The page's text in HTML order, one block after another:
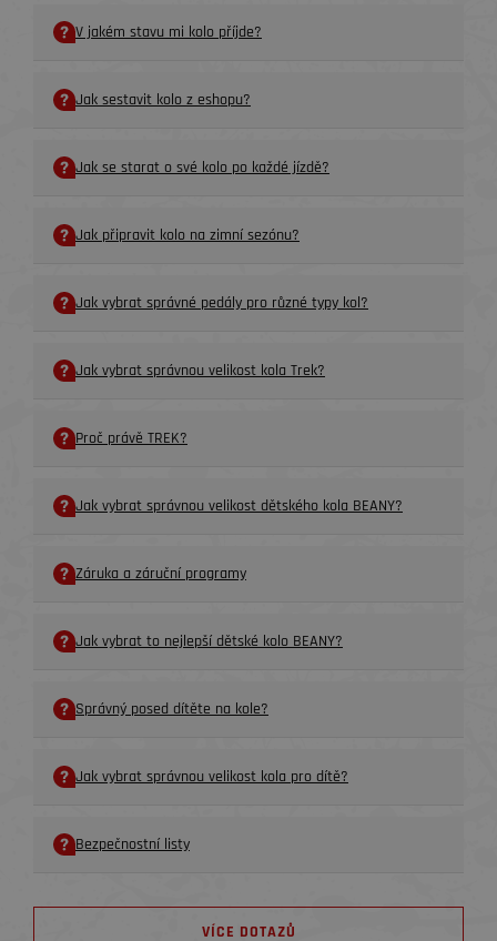
V jakém stavu mi kolo příjde?
Jak sestavit kolo z eshopu?
Jak se starat o své kolo po každé jízdě?
Jak připravit kolo na zimní sezónu?
Jak vybrat správné pedály pro různé typy kol?
Jak vybrat správnou velikost kola Trek?
Proč právě TREK?
Jak vybrat správnou velikost dětského kola BEANY?
Záruka a záruční programy
Jak vybrat to nejlepší dětské kolo BEANY?
Správný posed dítěte na kole?
Jak vybrat správnou velikost kola pro dítě?
Bezpečnostní listy
VÍCE DOTAZŮ